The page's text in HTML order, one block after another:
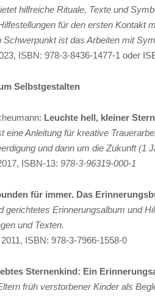
hilfreiche Rituale, Texte und
für den ersten Kontakt
Schwerpunkt ist das Arbeiten mit
ISBN: 978-3-8436-1477-1 oder
Selbstgestalten
Leuchte hell, kleiner
eine Anleitung für kreative
und dann um die Zukunft (1
ISBN-13: 978-3-96319-000-1
für immer. Das
gerichtetes Erinnerungsalbum und
und Texten.
ISBN: 978-3-7966-1558-0
Sternenkind: Ein
früh verstorbener Kinder als